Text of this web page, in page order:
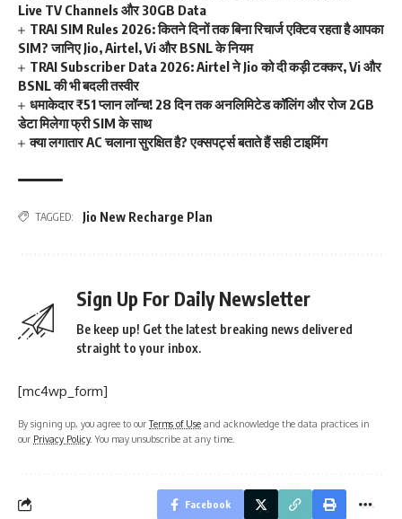
Live TV Channels और 30GB Data
TRAI SIM Rules 2026: कितने दिनों तक बिना रिचार्ज एक्टिव रहता है आपका
SIM? जानिए Jio, Airtel, Vi और BSNL के नियम
TRAI Subscriber Data 2026: Airtel ने Jio को दी कड़ी टक्कर, Vi और
BSNL की भी बदली तस्वीर
धमाकेदार ₹51 प्लान लॉन्च! 28 दिन तक अनलिमिटेड कॉलिंग और रोज 2GB
डेटा मिलेगा फ्री SIM के साथ
क्या लगातार AC चलाना सुरक्षित है? एक्सपर्ट्स बताते हैं सही टाइमिंग
TAGGED: Jio New Recharge Plan
Sign Up For Daily Newsletter
Be keep up! Get the latest breaking news delivered
straight to your inbox.
[mc4wp_form]
By signing up, you agree to ourTerms of Use and acknowledge the data practices in
our Privacy Policy. You may unsubscribe at any time.
Facebook